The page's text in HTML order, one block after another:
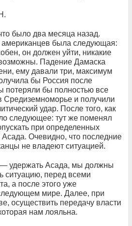
было два месяца назад.
американцев была следующая:
он должен уйти, никакие
Падение Дамаска
ему давали три, максимум
бы Россия после
потеряли бы полностью все
Средиземноморье и получили
удар. После того, как
следующее: тут же поменял
при определенных
Очевидно, что последние
не владеют ситуацией.
удержать Асада, мы должны
ситуацию, перед всеми
а после этого уже
мире. Далее, при
осуществить передачу власти
нам лояльна.